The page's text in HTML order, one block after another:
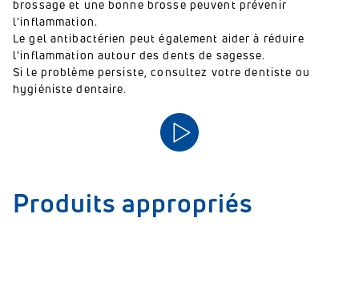
brossage et une bonne brosse peuvent prévenir
l’inflammation.
Le gel antibactérien peut également aider à réduire
l'inflammation autour des dents de sagesse.
Si le problème persiste, consultez votre dentiste ou
hygiéniste dentaire.
Produits appropriés